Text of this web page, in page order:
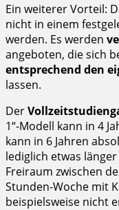
Ein weiterer Vorteil:
nicht in einem
werden. Es werden
angeboten, die sich
entsprechend den
lassen.
Der
1“-Modell kann in 4
kann in 6 Jahren
lediglich etwas
Freiraum zwischen
Stunden-Woche mit
beispielsweise nicht